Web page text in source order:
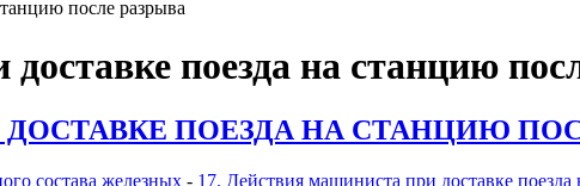
после разрыва
поезда на станцию
ПОЕЗДА НА СТАНЦИЮ
состава железных - 17. Действия машиниста при доставке